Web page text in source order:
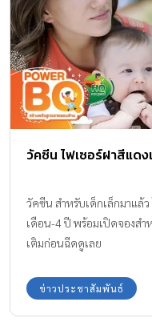
วัคซีน ไฟเซอร์ฝาสีแด
วัคซีน สำหรับเด็กเล็กมาแล้
เดือน-4 ปี พร้อมเปิดจองส
เติมก่อนฉีดดูเลย
ข่าวประชาสัมพันธ์